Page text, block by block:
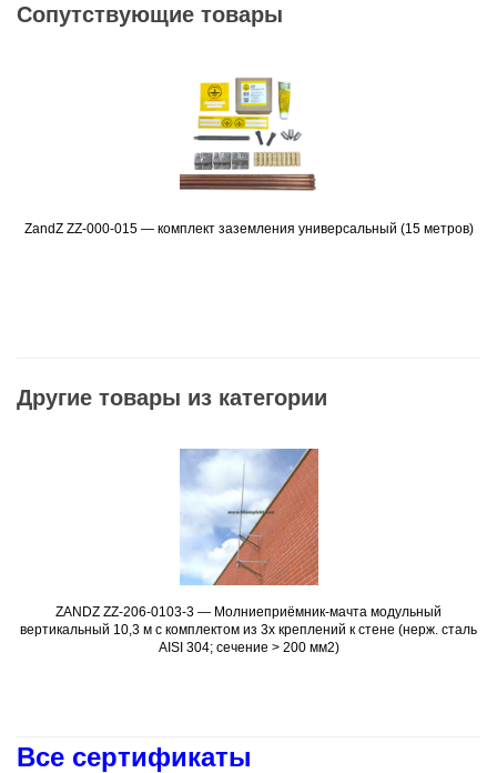
Сопутствующие товары
Подробнее
ZandZ ZZ-000-015 — комплект заземления универсальный (15 метров)
Другие товары из категории
Подробнее
ZANDZ ZZ-206-0103-3 — Молниеприёмник-мачта модульный
вертикальный 10,3 м с комплектом из 3х креплений к стене (нерж. сталь
AISI 304; сечение > 200 мм2)
Все сертификаты